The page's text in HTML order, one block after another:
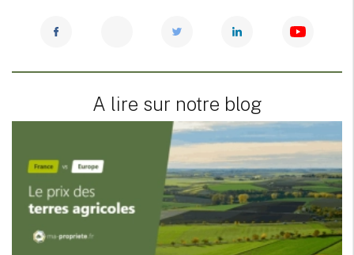
A lire sur notre blog